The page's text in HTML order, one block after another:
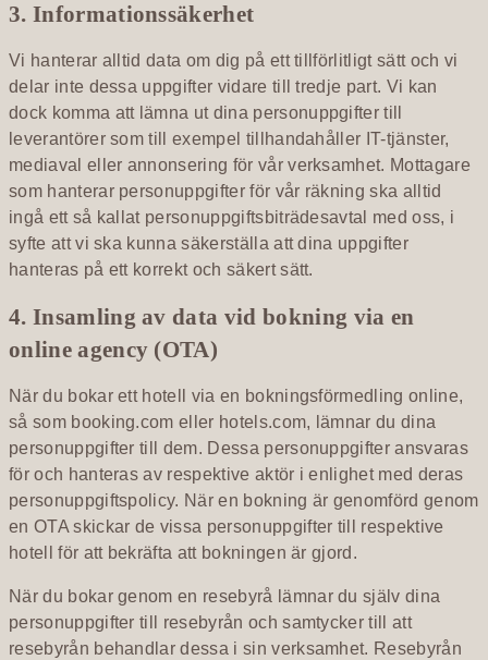
3. Informationssäkerhet
Vi hanterar alltid data om dig på ett tillförlitligt sätt och vi
delar inte dessa uppgifter vidare till tredje part. Vi kan
dock komma att lämna ut dina personuppgifter till
leverantörer som till exempel tillhandahåller IT-tjänster,
mediaval eller annonsering för vår verksamhet. Mottagare
som hanterar personuppgifter för vår räkning ska alltid
ingå ett så kallat personuppgiftsbiträdesavtal med oss, i
syfte att vi ska kunna säkerställa att dina uppgifter
hanteras på ett korrekt och säkert sätt.
4. Insamling av data vid bokning via en
online agency (OTA)
När du bokar ett hotell via en bokningsförmedling online,
så som booking.com eller hotels.com, lämnar du dina
personuppgifter till dem. Dessa personuppgifter ansvaras
för och hanteras av respektive aktör i enlighet med deras
personuppgiftspolicy. När en bokning är genomförd genom
en OTA skickar de vissa personuppgifter till respektive
hotell för att bekräfta att bokningen är gjord.
När du bokar genom en resebyrå lämnar du själv dina
personuppgifter till resebyrån och samtycker till att
resebyrån behandlar dessa i sin verksamhet. Resebyrån